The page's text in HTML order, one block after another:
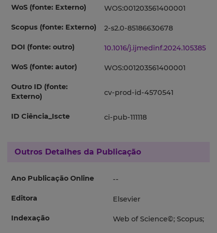
WoS (fonte: Externo) WOS:001203561400001
Scopus (fonte: Externo) 2-s2.0-85186630678
DOI (fonte: outro) 10.1016/j.ijmedinf.2024.105385
WoS (fonte: autor) WOS:001203561400001
Outro ID (fonte:
Externo)
cv-prod-id-4570541
ID Ciência_Iscte ci-pub-111118
Outros Detalhes da Publicação
Ano Publicação Online --
Editora Elsevier
Indexação Web of Science©; Scopus;